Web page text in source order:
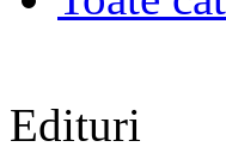
Edituri